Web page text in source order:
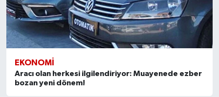
EKONOMI
Aracı olan herkesi ilgilendiriyor: Muayenede ezber
bozan yeni dönem!